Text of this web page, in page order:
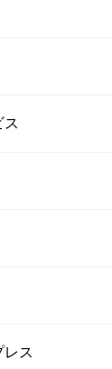
ス
レス